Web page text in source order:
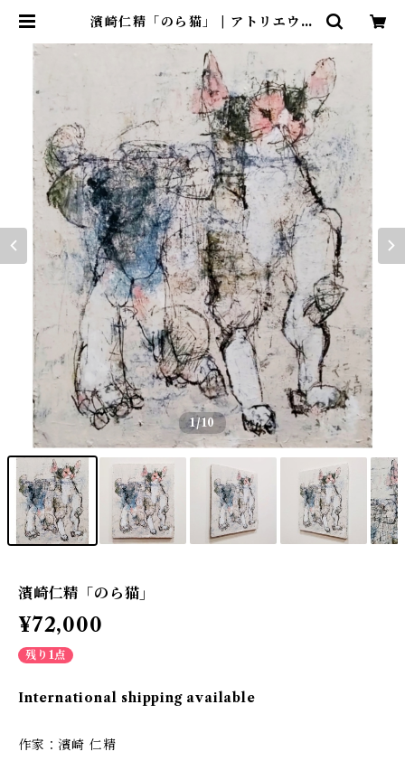
濱崎仁精「のら猫」 | アトリエウチ
1/10
濱崎仁精「のら猫」
¥72,000
残り1点
International shipping available
作家：濱崎 仁精